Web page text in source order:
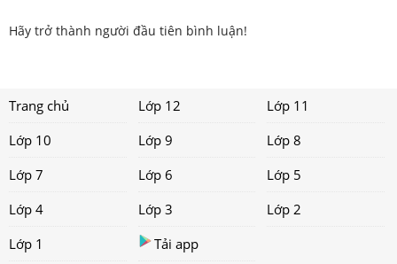
Hãy trở thành người đầu tiên bình luận!
Trang chủ Lớp 12
Lớp 11
Lớp 10
Lớp 9
Lớp 8
Lớp 7
Lớp 6
Lớp 5
Lớp 4
Lớp 3
Lớp 2
Lớp 1
Tải app